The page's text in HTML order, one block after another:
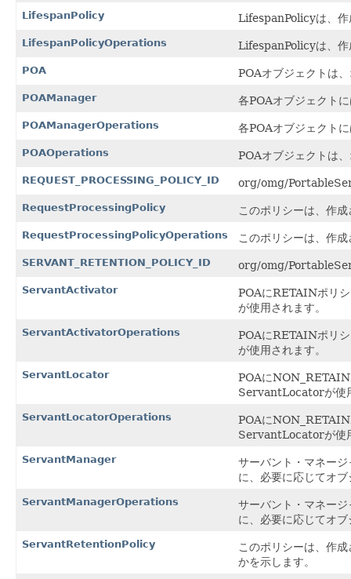
LifespanPolicy LifespanPolicyは、作
LifespanPolicyOperations LifespanPolicyは、作
POA POAオブジェクトは
POAManager 各POAオブジェクト
POAManagerOperations 各POAオブジェクト
POAOperations POAオブジェクトは
REQUEST_PROCESSING_POLICY_ID org/omg/
RequestProcessingPolicy このポリシーは、作
RequestProcessingPolicyOperations このポリシーは、作
SERVANT_RETENTION_POLICY_ID org/omg/
ServantActivator
POAにRETAINポリ
が使用されます。
ServantActivatorOperations
POAにRETAINポリ
が使用されます。
ServantLocator
POAにNON_RETAIN
ServantLocatorが使
ServantLocatorOperations
POAにNON_RETAIN
ServantLocatorが使
ServantManager
サーバント・マネー
に、必要に応じてオ
ServantManagerOperations
サーバント・マネー
に、必要に応じてオ
ServantRetentionPolicy
このポリシーは、作
かを示します。